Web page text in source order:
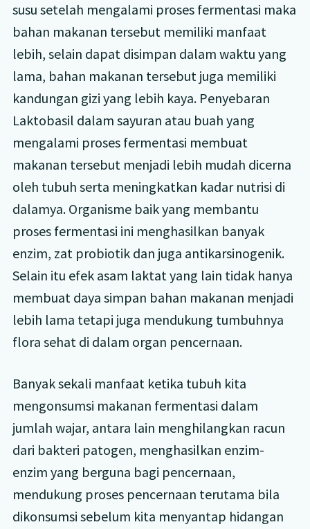
susu setelah mengalami proses fermentasi maka
bahan makanan tersebut memiliki manfaat
lebih, selain dapat disimpan dalam waktu yang
lama, bahan makanan tersebut juga memiliki
kandungan gizi yang lebih kaya. Penyebaran
Laktobasil dalam sayuran atau buah yang
mengalami proses fermentasi membuat
makanan tersebut menjadi lebih mudah dicerna
oleh tubuh serta meningkatkan kadar nutrisi di
dalamya. Organisme baik yang membantu
proses fermentasi ini menghasilkan banyak
enzim, zat probiotik dan juga antikarsinogenik.
Selain itu efek asam laktat yang lain tidak hanya
membuat daya simpan bahan makanan menjadi
lebih lama tetapi juga mendukung tumbuhnya
flora sehat di dalam organ pencernaan.
Banyak sekali manfaat ketika tubuh kita
mengonsumsi makanan fermentasi dalam
jumlah wajar, antara lain menghilangkan racun
dari bakteri patogen, menghasilkan enzim-
enzim yang berguna bagi pencernaan,
mendukung proses pencernaan terutama bila
dikonsumsi sebelum kita menyantap hidangan